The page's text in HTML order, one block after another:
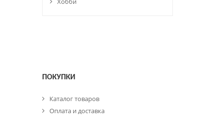
ПОКУПКИ
Каталог товаров
Оплата и доставка